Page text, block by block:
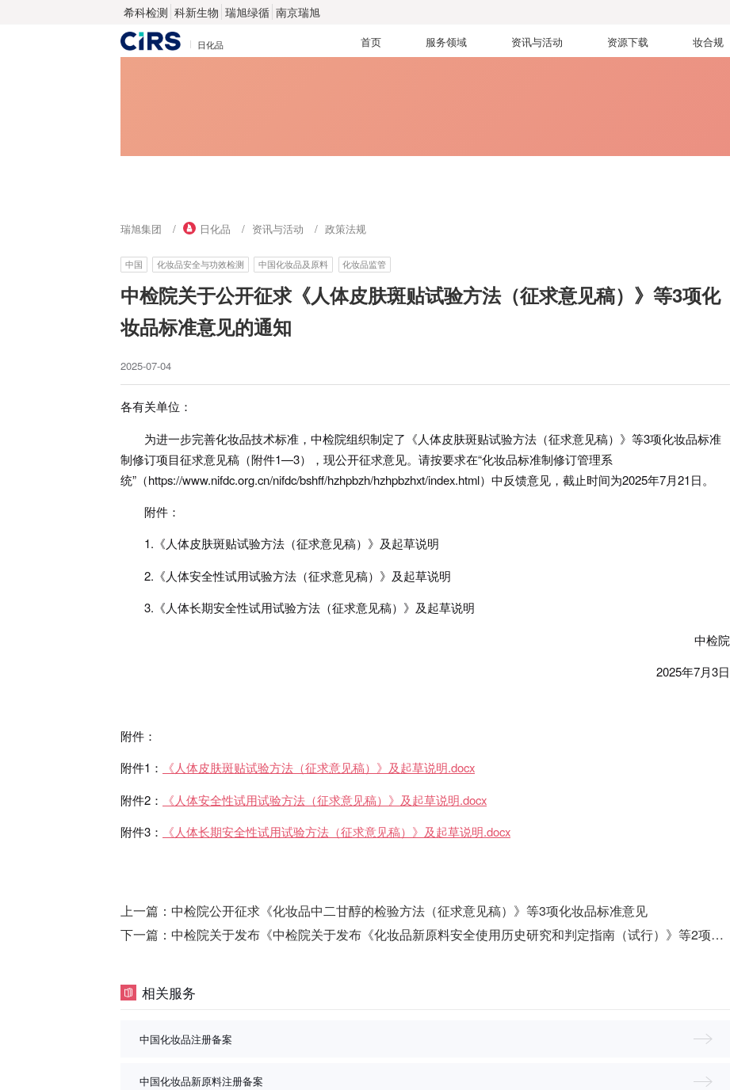
希科检测 科新生物 瑞旭绿循 南京瑞旭
日化品 首页 服务领域 资讯与活动 资源下载 妆合规
瑞旭集团 日化品 资讯与活动 政策法规
中国 化妆品安全与功效检测 中国化妆品及原料 化妆品监管
中检院关于公开征求《人体皮肤斑贴试验方法（征求意见稿）》等3项化
妆品标准意见的通知
2025-07-04
各有关单位：
为进一步完善化妆品技术标准，中检院组织制定了《人体皮肤斑贴试验方法（征求意见稿）》等3项化妆品标准
制修订项目征求意见稿（附件1—3），现公开征求意见。请按要求在“化妆品标准制修订管理系
统”（https://www.nifdc.org.cn/nifdc/bshff/hzhpbzh/hzhpbzhxt/index.html）中反馈意见，截止时间为2025年7月21日。
附件：
1.《人体皮肤斑贴试验方法（征求意见稿）》及起草说明
2.《人体安全性试用试验方法（征求意见稿）》及起草说明
3.《人体长期安全性试用试验方法（征求意见稿）》及起草说明
中检院
2025年7月3日
附件：
附件1：
《人体皮肤斑贴试验方法（征求意见稿）》及起草说明.docx
附件2：
《人体安全性试用试验方法（征求意见稿）》及起草说明.docx
附件3：
《人体长期安全性试用试验方法（征求意见稿）》及起草说明.docx
上一篇： 中检院公开征求《化妆品中二甘醇的检验方法（征求意见稿）》等3项化妆品标准意见
下一篇： 中检院关于发布《中检院关于发布《化妆品新原料安全使用历史研究和判定指南（试行）》等2项技术指南的通知安全使用历史研究和判定指南（试行）》等2项技术指南的通知
相关服务
中国化妆品注册备案
中国化妆品新原料注册备案